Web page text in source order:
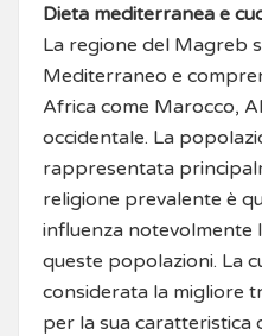
Dieta mediterranea e
La regione del Magreb
Mediterraneo e
Africa come Marocco,
occidentale. La
rappresentata
religione prevalente è
influenza notevolmente
queste popolazioni. La
considerata la migliore
per la sua caratteristica